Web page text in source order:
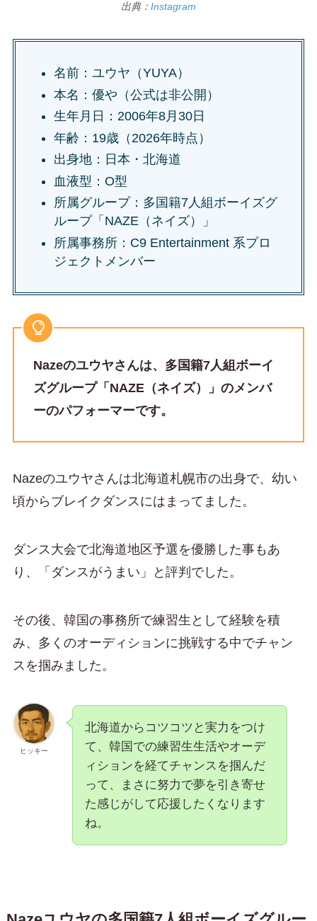
出典： Instagram
名前：ユウヤ（YUYA）
本名：優や（公式は非公開）
生年月日：2006年8月30日
年齢：19歳（2026年時点）
出身地：日本・北海道
血液型：O型
所属グループ：多国籍7人組ボーイズグ
ループ「NAZE（ネイズ）」
所属事務所：C9 Entertainment 系プロ
ジェクトメンバー
Nazeのユウヤさんは、多国籍7人組ボーイ
ズグループ「NAZE（ネイズ）」のメンバ
ーのパフォーマーです。
Nazeのユウヤさんは北海道札幌市の出身で、幼い
頃からブレイクダンスにはまってました。
ダンス大会で北海道地区予選を優勝した事もあ
り、「ダンスがうまい」と評判でした。
その後、韓国の事務所で練習生として経験を積
み、多くのオーディションに挑戦する中でチャン
スを掴みました。
ヒッキー
北海道からコツコツと実力をつけ
て、韓国での練習生生活やオーデ
ィションを経てチャンスを掴んだ
って、まさに努力で夢を引き寄せ
た感じがして応援したくなります
ね。